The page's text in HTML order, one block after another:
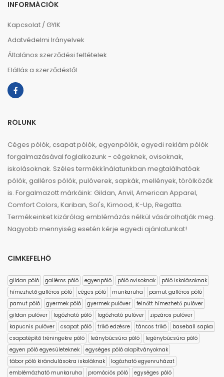
INFORMÁCIÓK
Kapcsolat / GYIK
Adatvédelmi Irányelvek
Általános szerződési feltételek
Elállás a szerződéstől
RÓLUNK
Céges pólók, csapat pólók, egyenpólók, egyedi reklám pólók
forgalmazásával foglalkozunk - cégeknek, ovisoknak,
iskolásoknak. Széles termékkínálatunkban megtalálhatóak
pólók, galléros pólók, pulóverek, sapkák, mellények, törölközők
is. Forgalmazott márkáink: Gildan, Anvil, American Apparel,
Comfort Colors, Kariban, Sol's, Kimood, K-Up, Regatta.
Termékeinket kizárólag emblémázás nélkül vásárolhatják meg.
Nagyobb mennyiség esetén kérje egyedi ajánlatunkat!
CIMKEFELHŐ
gildan póló galléros póló egyenpóló póló ovisoknak
póló iskolásoknak
hímezhető galléros póló
céges póló munkaruha
pamut galléros póló
pamut póló
gyermek póló gyermek pulóver
felnőtt hímezhető pulóver
gildan pulóver
logózható póló logózható pulóver
zipzáros pulóver
kapucnis pulóver
csapat póló trikó edzésre táncos trikó
baseball sapka
csapatépítő tréningekre póló
leánybúcsúra póló
legénybúcsúra póló
egyen póló egyesületeknek
egységes póló alapítványoknak
tábor póló kirándulásokra iskoláknak
logózható egyenruházat
emblémázható munkaruha
promóciós póló egységes póló